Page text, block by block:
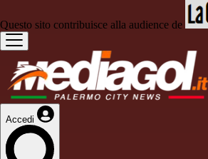
Questo sito contribuisce alla audience de
Accedi